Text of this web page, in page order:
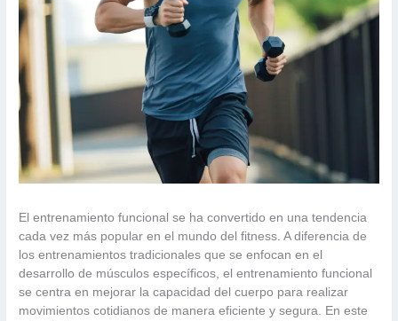
El entrenamiento funcional se ha convertido en una tendencia
cada vez más popular en el mundo del fitness. A diferencia de
los entrenamientos tradicionales que se enfocan en el
desarrollo de músculos específicos, el entrenamiento funcional
se centra en mejorar la capacidad del cuerpo para realizar
movimientos cotidianos de manera eficiente y segura. En este